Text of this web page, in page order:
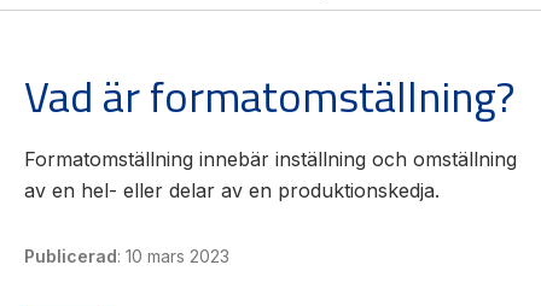
Se alla
kategorier
produkter
Axelkopplingar
Kulskruvar
Skenstyrningar
/
/
Vad är formatomställning?
Formatomställning innebär inställning och omställning
av en hel- eller delar av en produktionskedja.
Publicerad: 10 mars 2023